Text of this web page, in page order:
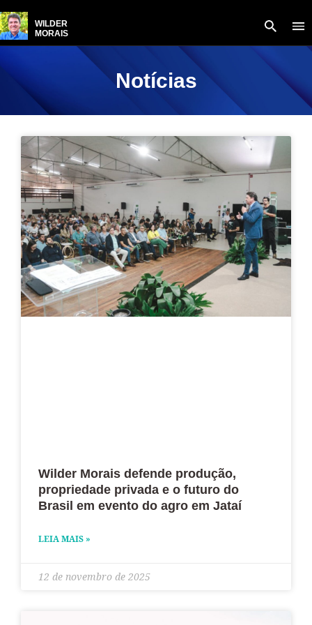
WILDER
MORAIS
Notícias
Wilder Morais defende produção,
propriedade privada e o futuro do
Brasil em evento do agro em Jataí
LEIA MAIS »
12 de novembro de 2025